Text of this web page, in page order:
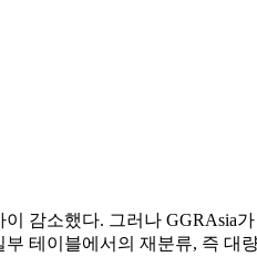
감소했다. 그러나 GGRAsia
테이블에서의 재분류, 즉 대